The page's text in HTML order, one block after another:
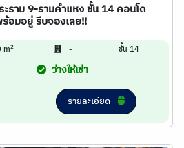
ะราม 9-รามคำแหง ชั้น 14 คอนโด
อมอยู่ รีบจองเลย!!
m2 - ชั้น 14
ว่างให้เช่า
รายละเอียด